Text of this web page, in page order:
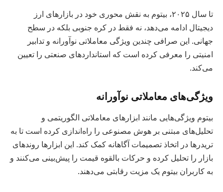
تا سال ۲۰۲۵، بیتوم به نقش محوری خود در بازارهای ارز
دیجیتال ادامه می‌دهد، نه فقط در کره جنوبی بلکه در سطح
جهانی. این صرافی چندین ویژگی معاملاتی نوآورانه و تدابیر
امنیتی را معرفی کرده است که استانداردهای صنعتی را تعیین
می‌کند.
ویژگی‌های معاملاتی نوآورانه
بیتوم ویژگی‌هایی مانند ابزارهای معاملاتی الگوریتمی و
تحلیل‌های مبتنی بر هوش مصنوعی را راه‌اندازی کرده است تا به
تریدرها در اتخاذ تصمیمات آگاهانه کمک کند. این ابزارها روندهای
بازار را تحلیل کرده و حرکات بالقوه قیمت را پیش‌بینی می‌کنند و
به کاربران بیتوم یک مزیت رقابتی می‌دهند.